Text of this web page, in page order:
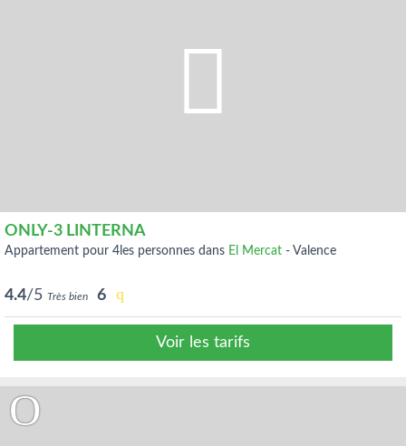
ONLY-3 LINTERNA
appartement pour 4les personnes dans El Mercat - Valence
4.4/5 Très bien 6
Voir les tarifs